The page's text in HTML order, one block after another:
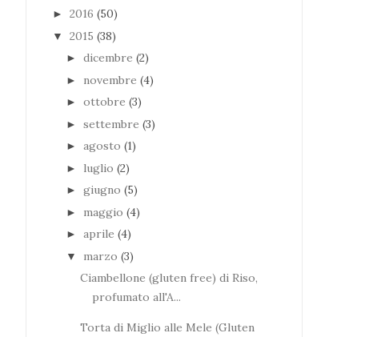
► 2016 (50)
▼ 2015 (38)
► dicembre (2)
► novembre (4)
► ottobre (3)
► settembre (3)
► agosto (1)
► luglio (2)
► giugno (5)
► maggio (4)
► aprile (4)
▼ marzo (3)
Ciambellone (gluten free) di Riso,
profumato all'A...
Torta di Miglio alle Mele (Gluten